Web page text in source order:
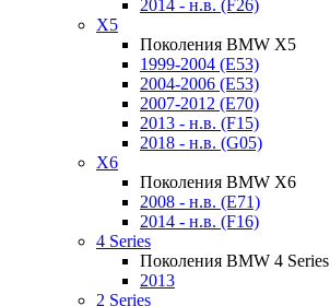
2014 - н.в. (F26)
X5
Поколения BMW X5
1999-2004 (E53)
2004-2006 (E53)
2007-2012 (E70)
2013 - н.в. (F15)
2018 - н.в. (G05)
X6
Поколения BMW X6
2008 - н.в. (E71)
2014 - н.в. (F16)
4 Series
Поколения BMW 4 Series
2013
2 Series